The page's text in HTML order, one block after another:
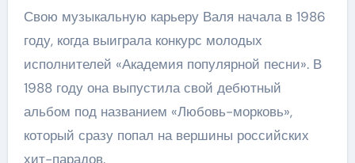
Свою музыкальную карьеру Валя начала в 1986
году, когда выиграла конкурс молодых
исполнителей «Академия популярной песни». В
1988 году она выпустила свой дебютный
альбом под названием «Любовь-морковь»,
который сразу попал на вершины российских
хит-парадов.